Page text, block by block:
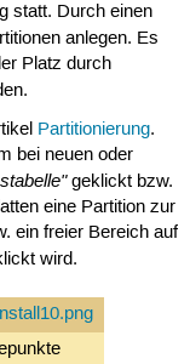
statt. Durch einen
anlegen. Es
Platz durch
Partitionierung.
bei neuen oder
geklickt bzw.
eine Partition zur
ein freier Bereich auf
wird.